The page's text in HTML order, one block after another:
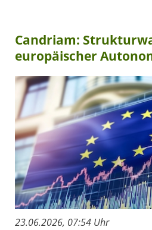
Candriam:
europäischer
23.06.2026, 07:54 Uhr